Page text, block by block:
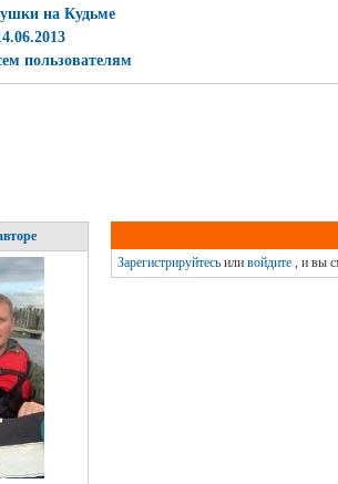
на Кудьме
пользователям
Зарегистрируйтесьили войдите, и вы